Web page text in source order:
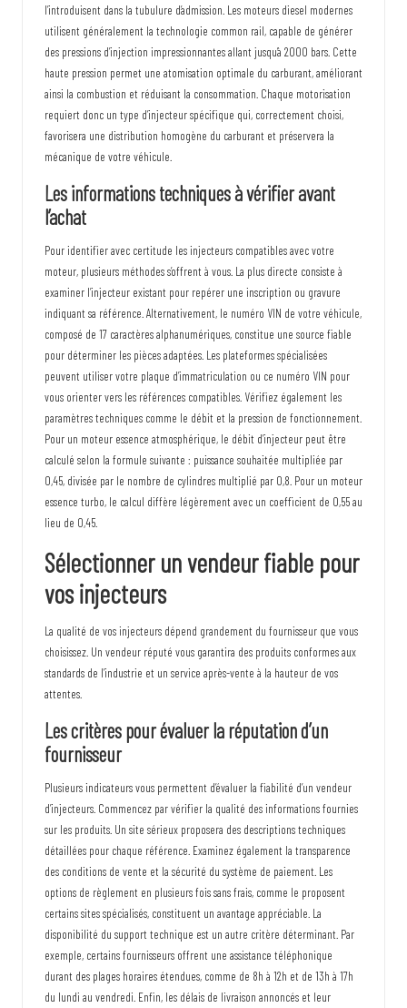
l’introduisent dans la tubulure d’admission. Les moteurs diesel modernes
utilisent généralement la technologie common rail, capable de générer
des pressions d’injection impressionnantes allant jusqu’à 2000 bars. Cette
haute pression permet une atomisation optimale du carburant, améliorant
ainsi la combustion et réduisant la consommation. Chaque motorisation
requiert donc un type d’injecteur spécifique qui, correctement choisi,
favorisera une distribution homogène du carburant et préservera la
mécanique de votre véhicule.
Les informations techniques à vérifier avant
l’achat
Pour identifier avec certitude les injecteurs compatibles avec votre
moteur, plusieurs méthodes s’offrent à vous. La plus directe consiste à
examiner l’injecteur existant pour repérer une inscription ou gravure
indiquant sa référence. Alternativement, le numéro VIN de votre véhicule,
composé de 17 caractères alphanumériques, constitue une source fiable
pour déterminer les pièces adaptées. Les plateformes spécialisées
peuvent utiliser votre plaque d’immatriculation ou ce numéro VIN pour
vous orienter vers les références compatibles. Vérifiez également les
paramètres techniques comme le débit et la pression de fonctionnement.
Pour un moteur essence atmosphérique, le débit d’injecteur peut être
calculé selon la formule suivante : puissance souhaitée multipliée par
0,45, divisée par le nombre de cylindres multiplié par 0,8. Pour un moteur
essence turbo, le calcul diffère légèrement avec un coefficient de 0,55 au
lieu de 0,45.
Sélectionner un vendeur fiable pour
vos injecteurs
La qualité de vos injecteurs dépend grandement du fournisseur que vous
choisissez. Un vendeur réputé vous garantira des produits conformes aux
standards de l’industrie et un service après-vente à la hauteur de vos
attentes.
Les critères pour évaluer la réputation d’un
fournisseur
Plusieurs indicateurs vous permettent d’évaluer la fiabilité d’un vendeur
d’injecteurs. Commencez par vérifier la qualité des informations fournies
sur les produits. Un site sérieux proposera des descriptions techniques
détaillées pour chaque référence. Examinez également la transparence
des conditions de vente et la sécurité du système de paiement. Les
options de règlement en plusieurs fois sans frais, comme le proposent
certains sites spécialisés, constituent un avantage appréciable. La
disponibilité du support technique est un autre critère déterminant. Par
exemple, certains fournisseurs offrent une assistance téléphonique
durant des plages horaires étendues, comme de 8h à 12h et de 13h à 17h
du lundi au vendredi. Enfin, les délais de livraison annoncés et leur